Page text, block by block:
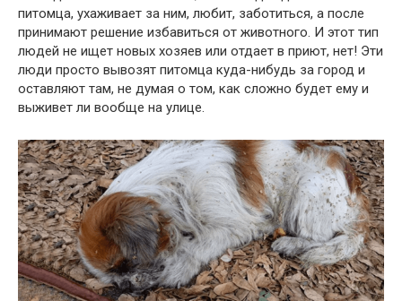
питомца, ухаживает за ним, любит, заботиться, а после
принимают решение избавиться от животного. И этот тип
людей не ищет новых хозяев или отдает в приют, нет! Эти
люди просто вывозят питомца куда-нибудь за город и
оставляют там, не думая о том, как сложно будет ему и
выживет ли вообще на улице.